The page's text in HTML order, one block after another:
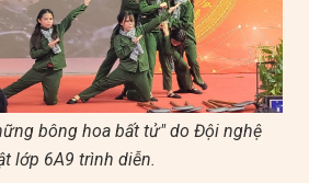
bông hoa bất tử" do Đội nghệ
lớp 6A9 trình diễn.